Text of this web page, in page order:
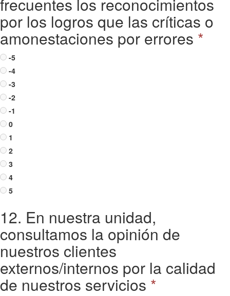
por los logros que las críticas o
amonestaciones por errores *
-5
-4
-3
-2
-1
0
1
2
3
4
5
12. En nuestra unidad,
consultamos la opinión de
nuestros clientes
externos/internos por la calidad
de nuestros servicios *